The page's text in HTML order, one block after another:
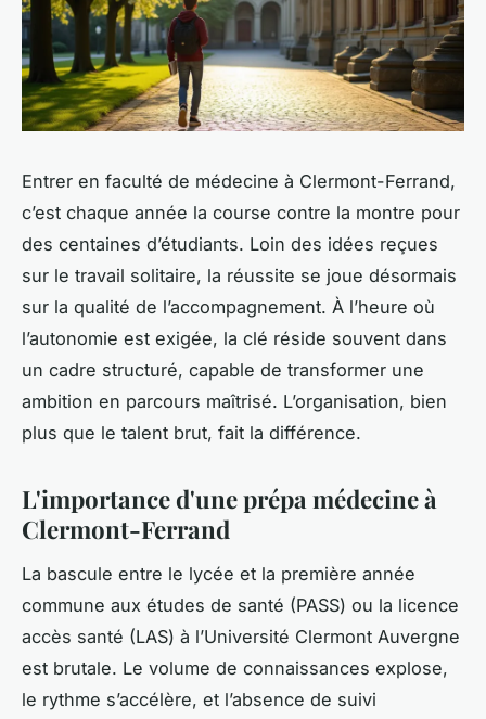
Entrer en faculté de médecine à Clermont-Ferrand,
c’est chaque année la course contre la montre pour
des centaines d’étudiants. Loin des idées reçues
sur le travail solitaire, la réussite se joue désormais
sur la qualité de l’accompagnement. À l’heure où
l’autonomie est exigée, la clé réside souvent dans
un cadre structuré, capable de transformer une
ambition en parcours maîtrisé. L’organisation, bien
plus que le talent brut, fait la différence.
L'importance d'une prépa médecine à
Clermont-Ferrand
La bascule entre le lycée et la première année
commune aux études de santé (PASS) ou la licence
accès santé (LAS) à l’Université Clermont Auvergne
est brutale. Le volume de connaissances explose,
le rythme s’accélère, et l’absence de suivi